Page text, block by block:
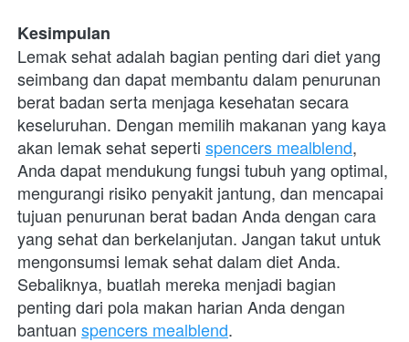
Kesimpulan
Lemak sehat adalah bagian penting dari diet yang
seimbang dan dapat membantu dalam penurunan
berat badan serta menjaga kesehatan secara
keseluruhan. Dengan memilih makanan yang kaya
akan lemak sehat seperti spencers mealblend,
Anda dapat mendukung fungsi tubuh yang optimal,
mengurangi risiko penyakit jantung, dan mencapai
tujuan penurunan berat badan Anda dengan cara
yang sehat dan berkelanjutan. Jangan takut untuk
mengonsumsi lemak sehat dalam diet Anda.
Sebaliknya, buatlah mereka menjadi bagian
penting dari pola makan harian Anda dengan
bantuan spencers mealblend.